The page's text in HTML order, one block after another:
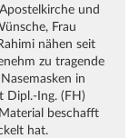
und
Frau
nähen seit
zu tragende
in
Dipl.-Ing. (FH)
beschafft
hat.